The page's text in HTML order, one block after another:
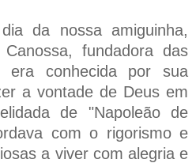
da nossa amiguinha,
fundadora das
era conhecida por sua
a vontade de Deus em
de "Napoleão de
com o rigorismo e
a viver com alegria e